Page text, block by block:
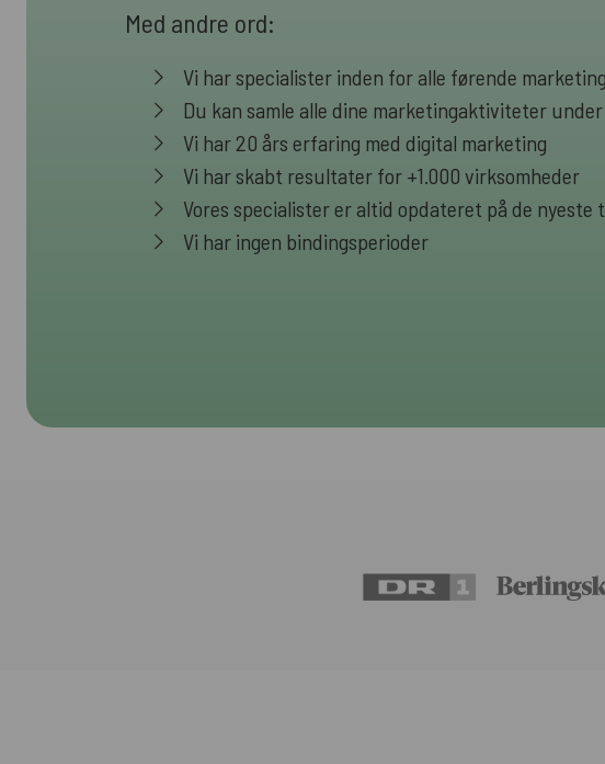
Med andre ord:
Vi har specialister inden for alle førende
Du kan samle alle dine marketingaktiviteter
Vi har 20 års erfaring med digital marketing
Vi har skabt resultater for +1.000 virksomheder
Vores specialister er altid opdateret på de nyeste
Vi har ingen bindingsperioder